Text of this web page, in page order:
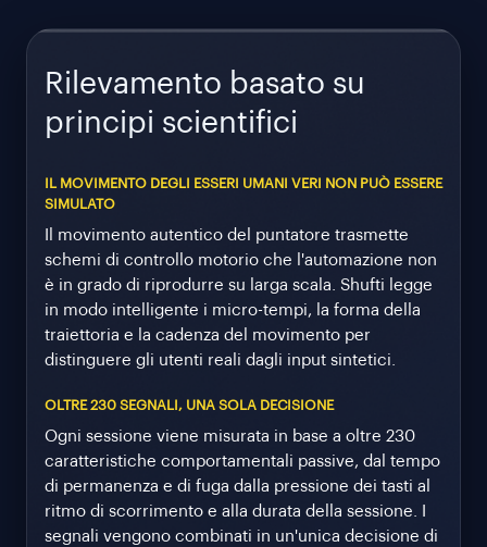
Rilevamento basato su
principi scientifici
IL MOVIMENTO DEGLI ESSERI UMANI VERI NON PUÒ ESSERE
SIMULATO
Il movimento autentico del puntatore trasmette
schemi di controllo motorio che l'automazione non
è in grado di riprodurre su larga scala. Shufti legge
in modo intelligente i micro-tempi, la forma della
traiettoria e la cadenza del movimento per
distinguere gli utenti reali dagli input sintetici.
OLTRE 230 SEGNALI, UNA SOLA DECISIONE
Ogni sessione viene misurata in base a oltre 230
caratteristiche comportamentali passive, dal tempo
di permanenza e di fuga dalla pressione dei tasti al
ritmo di scorrimento e alla durata della sessione. I
segnali vengono combinati in un'unica decisione di